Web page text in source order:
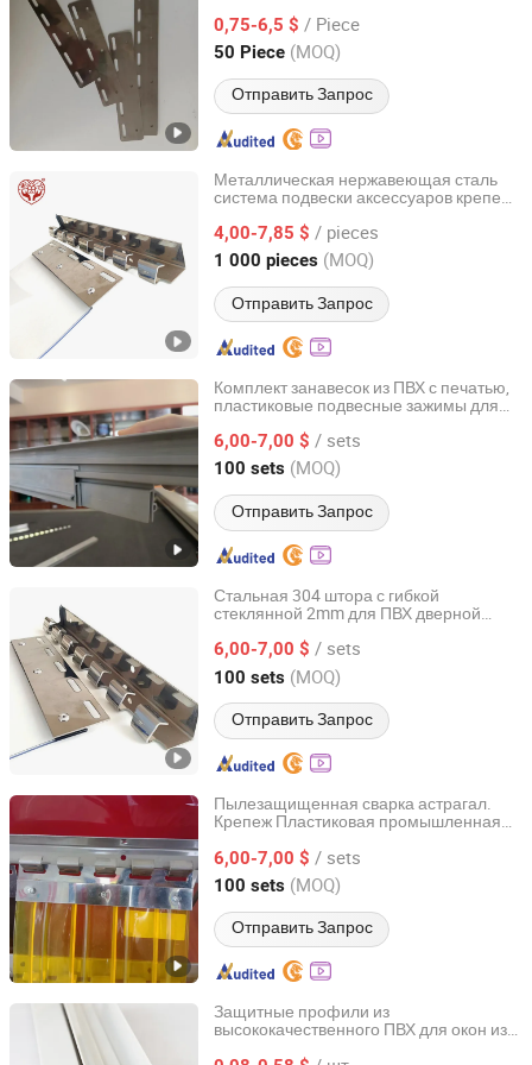
подвешивания занавесок,
оборудованиедля занавесок,
комплект оборудования для занавесок
из ПВХ
0,75-6,5 $ / Piece
50 Piece (MOQ)
Отправить Запрос
Henan, China с 2016
Металлическая нержавеющая сталь
система подвески аксессуаров крепеж
4,00-7,85 $ / pieces
1 000 pieces (MOQ)
Отправить Запрос
Henan Xieren Safety Screens Co., Ltd.
Henan, China с 2016
Комплект занавесок из ПВХ с печатью,
пластиковые подвесные зажимы для
6,00-7,00 $ / sets
100 sets (MOQ)
Отправить Запрос
Henan Xieren Safety Screens Co., Ltd.
Henan, China с 2016
Стальная 304 штора с гибкой
стеклянной 2mm для ПВХ дверной
6,00-7,00 $ / sets
100 sets (MOQ)
Отправить Запрос
Henan Xieren Safety Screens Co., Ltd.
Henan, China с 2016
Пылезащищенная сварка астрагал.
Крепеж Пластиковая промышленная
6,00-7,00 $ / sets
100 sets (MOQ)
Отправить Запрос
Henan Xieren Safety Screens Co., Ltd.
Henan, China с 2016
Защитные профили из
высококачественного ПВХ для окон из
Dalian Zhong Hai Tian Plastic Products Co., Ltd.